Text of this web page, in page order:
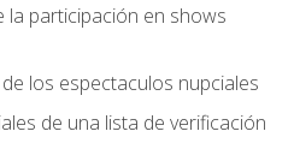
la participación en shows
los espectaculos nupciales
de una lista de verificación